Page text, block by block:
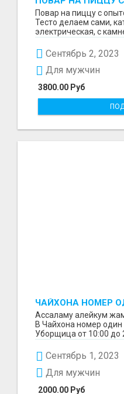
РЕСТОРАНЕ
Повар на пиццу с
Тесто делаем сами,
электрическая, с
Сентябрь 2, 2023
3800.00 Руб
Для мужчин
ЧАЙХОНА НОМЕР
Ассаламу алейкум
В Чайхона номер
Уборщица от 10:00 до
Сентябрь 1, 2023
2000.00 Руб
Для мужчин